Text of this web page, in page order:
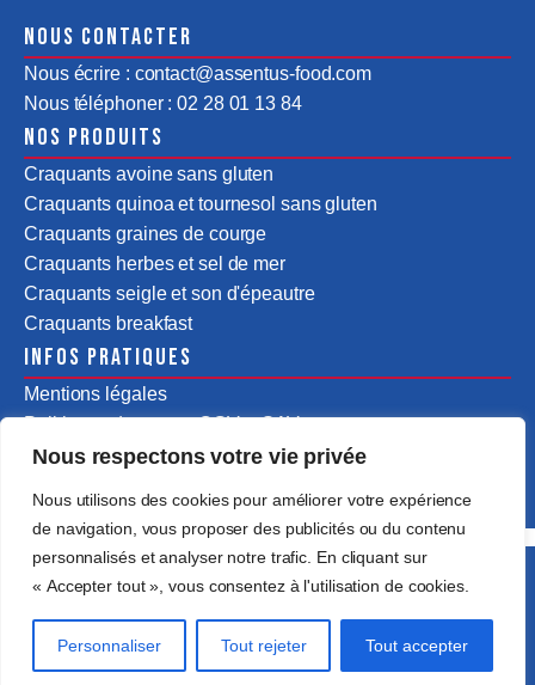
Nous respectons votre vie privée
Nous utilisons des cookies pour améliorer votre expérience
de navigation, vous proposer des publicités ou du contenu
personnalisés et analyser notre trafic. En cliquant sur
« Accepter tout », vous consentez à l'utilisation de cookies.
Personnaliser Tout rejeter Tout accepter
Nous contacter
Nous écrire : contact@assentus-food.com
Nous téléphoner : 02 28 01 13 84
Nos produits
Craquants avoine sans gluten
Craquants quinoa et tournesol sans gluten
Craquants graines de courge
Craquants herbes et sel de mer
Craquants seigle et son d'épeautre
Craquants breakfast
Infos pratiques
Mentions légales
Politiques de ventes CGV & SAV
Tous droits réservés @2025 Assentus Food by
Passedevant